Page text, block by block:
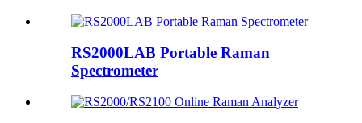
RS2000LAB Portable Raman
Spectrometer